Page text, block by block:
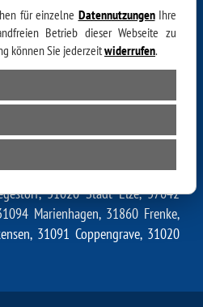
37619 Buchhagen, 37620
31020 Ockensen, 37619
31089 Capellenhagen,
37635 Oelkassen, 37619
Scharfoldendorf, 31020
31096 Weenzen, 37622 Hehlen,
Salzhemmendorf, 37630
Daspe, 37619 Brökeln, 37619
37632 Holzen, 37619 Hohe,
31020 Stadt Elze, 37642
Marienhagen, 31860 Frenke,
31091 Coppengrave, 31020
für einzelne DatennutzungenIhre
Betrieb dieser Webseite zu
können Sie jederzeitwiderrufen.